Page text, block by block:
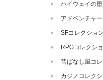
ハイウェイの
アドベンチャ
SFコレクション
RPGコレクシ
昔ばなし風コ
カジノコレク